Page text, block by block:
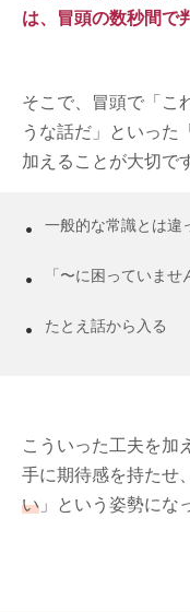
は、冒頭の数秒間で
そこで、冒頭で「こ
うな話だ」といった「
加えることが大切で
一般的な常識とは違
「〜に困っていま
たとえ話から入る
こういった工夫を加
手に期待感を持たせ
い 」という姿勢にな